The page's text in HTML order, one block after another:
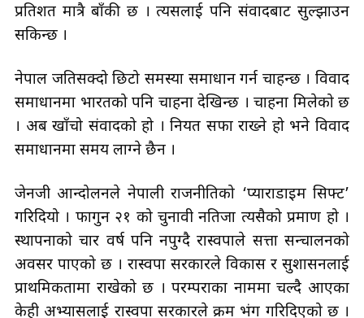
प्रतिशत मात्रै बाँकी छ । त्यसलाई पनि संवादबाट सुल्झाउन
सकिन्छ ।
नेपाल जतिसक्दो छिटो समस्या समाधान गर्न चाहन्छ । विवाद
समाधानमा भारतको पनि चाहना देखिन्छ । चाहना मिलेको छ
। अब खाँचो संवादको हो । नियत सफा राख्ने हो भने विवाद
समाधानमा समय लाग्ने छैन ।
जेनजी आन्दोलनले नेपाली राजनीतिको ‘प्याराडाइम सिफ्ट’
गरिदियो । फागुन २१ को चुनावी नतिजा त्यसैको प्रमाण हो ।
स्थापनाको चार वर्ष पनि नपुग्दै रास्वपाले सत्ता सन्चालनको
अवसर पाएको छ । रास्वपा सरकारले विकास र सुशासनलाई
प्राथमिकतामा राखेको छ । परम्पराका नाममा चल्दै आएका
केही अभ्यासलाई रास्वपा सरकारले क्रम भंग गरिदिएको छ ।